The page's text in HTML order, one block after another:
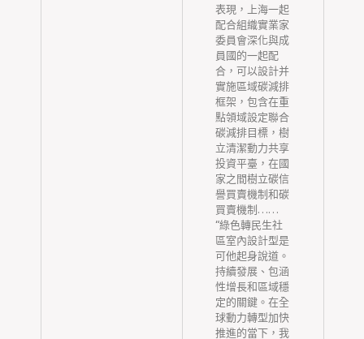
表現，上海一起
配合組織實業家
委員會深化與成
員國的一起配
合，可以設計并
實施區域碳減排
框架，包含在重
點領域設定聯合
碳減排目標，樹
立清潔動力共享
投資平臺，在國
家之間樹立碳信
譽買賣機制和碳
買賣機制……
“綠色轉民生社
區室內設計型是
可他起身說道。
持續發展、包涵
性增長和區域穩
定的關鍵。在全
球動力轉型加快
推進的當下，我